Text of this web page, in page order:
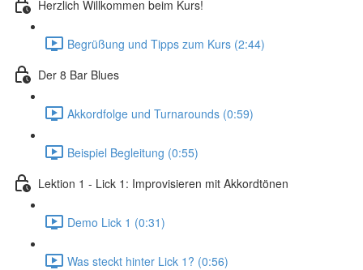
Herzlich Willkommen beim Kurs!
Begrüßung und Tipps zum Kurs (2:44)
Der 8 Bar Blues
Akkordfolge und Turnarounds (0:59)
Beispiel Begleitung (0:55)
Lektion 1 - Lick 1: Improvisieren mit Akkordtönen
Demo Lick 1 (0:31)
Was steckt hinter Lick 1? (0:56)